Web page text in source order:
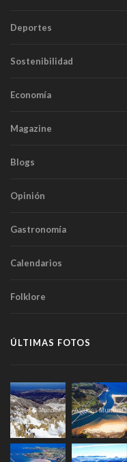
Deportes
Sostenibilidad
Economía
Magazine
Blogs
Opinión
Gastronomía
Calendarios
Folklore
ÚLTIMAS FOTOS